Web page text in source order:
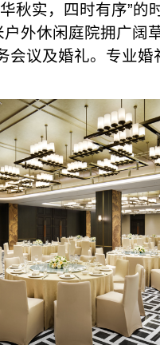
秋实，四时有序”的
外休闲庭院拥广阔
会议及婚礼。专业